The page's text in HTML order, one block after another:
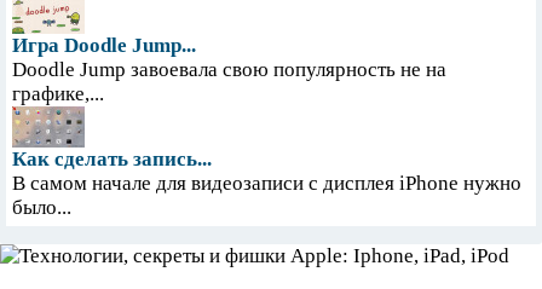
Игра Doodle Jump...
Doodle Jump завоевала свою популярность не на
графике,...
Как сделать запись...
В самом начале для видеозаписи с дисплея iPhone нужно
было...